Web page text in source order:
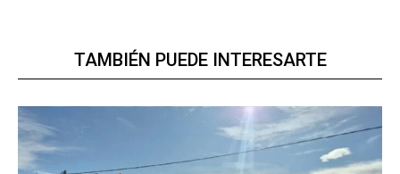
TAMBIÉN PUEDE INTERESARTE